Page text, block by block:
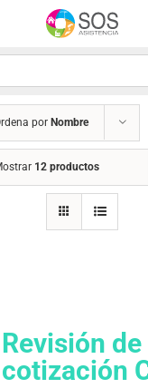
por Nombre
12 productos
Revisión
cotización